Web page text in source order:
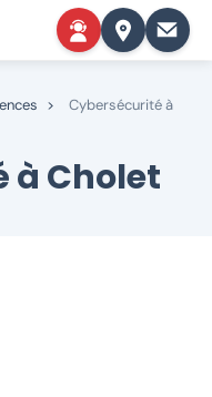
>
Cybersécurité à
à Cholet